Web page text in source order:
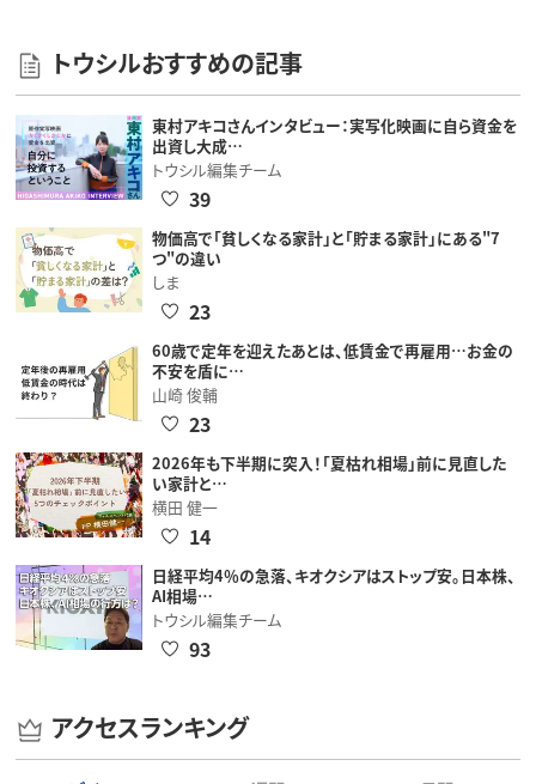
トウシルおすすめの記事
東村アキコさんインタビュー：実写化映画に自ら資金を
出資し大成…
トウシル編集チーム
39
物価高で「貧しくなる家計」と「貯まる家計」にある"7
つ"の違い
しま
23
60歳で定年を迎えたあとは、低賃金で再雇用…お金の
不安を盾に…
山崎 俊輔
23
2026年も下半期に突入！「夏枯れ相場」前に見直した
い家計と…
横田 健一
14
日経平均4％の急落、キオクシアはストップ安。日本株、
AI相場…
トウシル編集チーム
93
アクセスランキング